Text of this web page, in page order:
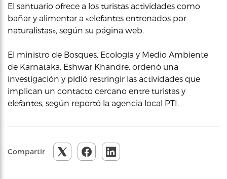
El santuario ofrece a los turistas actividades como
bañar y alimentar a «elefantes entrenados por
naturalistas», según su página web.
El ministro de Bosques, Ecología y Medio Ambiente
de Karnataka, Eshwar Khandre, ordenó una
investigación y pidió restringir las actividades que
implican un contacto cercano entre turistas y
elefantes, según reportó la agencia local PTI.
Compartir